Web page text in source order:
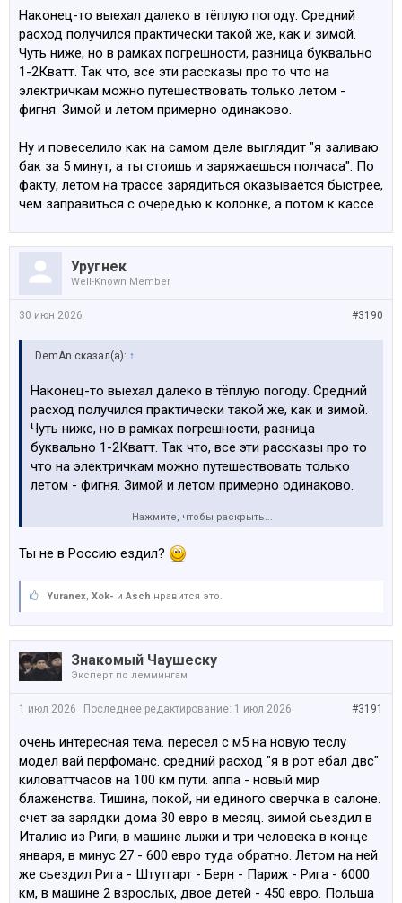
Наконец-то выехал далеко в тёплую погоду. Средний
расход получился практически такой же, как и зимой.
Чуть ниже, но в рамках погрешности, разница буквально
1-2Кватт. Так что, все эти рассказы про то что на
электричкам можно путешествовать только летом -
фигня. Зимой и летом примерно одинаково.
Ну и повеселило как на самом деле выглядит "я заливаю
бак за 5 минут, а ты стоишь и заряжаешься полчаса". По
факту, летом на трассе зарядиться оказывается быстрее,
чем заправиться с очередью к колонке, а потом к кассе.
Уругнек
Well-Known Member
#3190
30 июн 2026
DemAn сказал(а): ↑
Наконец-то выехал далеко в тёплую погоду. Средний
расход получился практически такой же, как и зимой.
Чуть ниже, но в рамках погрешности, разница
буквально 1-2Кватт. Так что, все эти рассказы про то
что на электричкам можно путешествовать только
летом - фигня. Зимой и летом примерно одинаково.
Ну и повеселило как на самом деле выглядит "я
заливаю бак за 5 минут, а ты стоишь и заряжаешься
полчаса". По факту, летом на трассе зарядиться
к колонке,а потом к кассе.
Нажмите, чтобы раскрыть...
Ты не в Россию ездил?
Yuranex, Xok- иAsch нравится это.
Знакомый Чаушеску
Эксперт по леммингам
#3191
1 июл 2026 Последнее редактирование: 1 июл 2026
очень интересная тема. пересел с м5 на новую теслу
модел вай перфоманс. средний расход "я в рот ебал двс"
киловаттчасов на 100 км пути. аппа - новый мир
блаженства. Тишина, покой, ни единого сверчка в салоне.
счет за зарядки дома 30 евро в месяц. зимой сьездил в
Италию из Риги, в машине лыжи и три человека в конце
января, в минус 27 - 600 евро туда обратно. Летом на ней
же сьездил Рига - Штутгарт - Берн - Париж - Рига - 6000
км, в машине 2 взрослых, двое детей - 450 евро. Польша